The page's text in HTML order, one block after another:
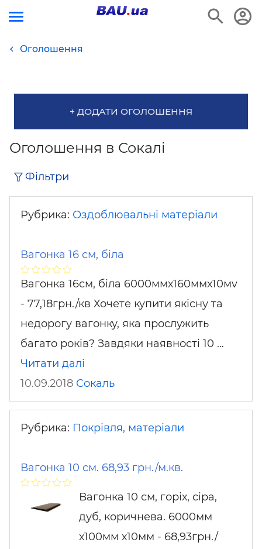
Оголошення
+ ДОДАТИ ОГОЛОШЕННЯ
Оголошення в Сокалі
Фільтри
Рубрика: Оздоблювальні матеріали
Вагонка 16 см, біла
Вагонка 16см, біла 6000ммх160ммх10мv
- 77,18грн./кв Хочете купити якісну та
недорогу вагонку, яка прослужить
багато років? Завдяки наявності 10 …
Читати далі
10.09.2018 Сокаль
Рубрика: Покрівля, матеріали
Вагонка 10 см. 68,93 грн./м.кв.
Вагонка 10 см, горіх, сіра,
дуб, коричнева. 6000мм
х100мм х10мм - 68,93грн./